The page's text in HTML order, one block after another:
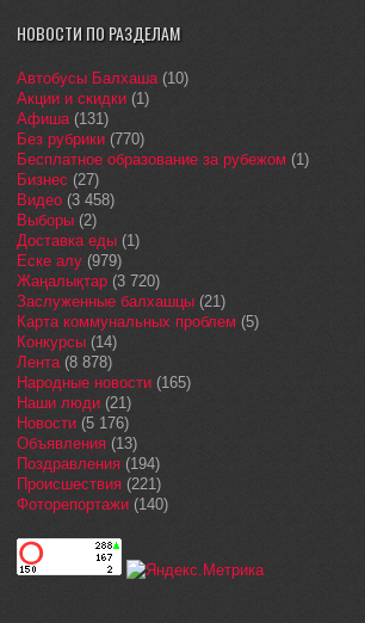
НОВОСТИ ПО РАЗДЕЛАМ
Автобусы Балхаша(10)
Акции и скидки (1)
Афиша(131)
Без рубрики (770)
Бесплатное образование за рубежом (1)
Бизнес (27)
Видео (3 458)
Выборы (2)
Доставка еды (1)
Еске алу (979)
Жаңалықтар (3 720)
Заслуженные балхашцы (21)
Карта коммунальных проблем (5)
Конкурсы (14)
Лента(8 878)
Народные новости (165)
Наши люди (21)
Новости (5 176)
Объявления (13)
Поздравления (194)
Происшествия (221)
Фоторепортажи (140)